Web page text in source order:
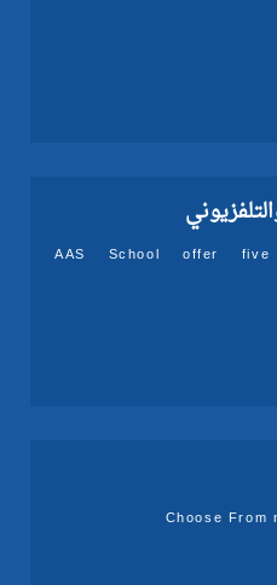
AAS School offer five
Choose From